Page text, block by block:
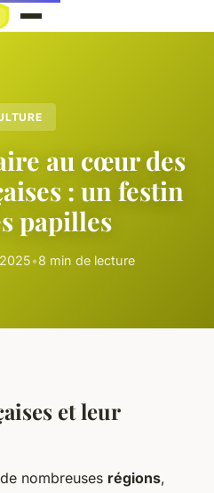
au cœur des
: un festin
papilles
•8 min de lecture
et leur
nombreuses régions,